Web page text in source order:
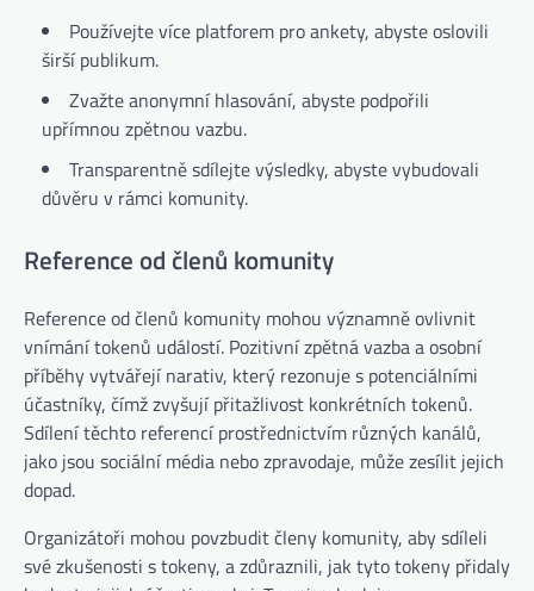
Používejte více platforem pro ankety, abyste oslovili
širší publikum.
Zvažte anonymní hlasování, abyste podpořili
upřímnou zpětnou vazbu.
Transparentně sdílejte výsledky, abyste vybudovali
důvěru v rámci komunity.
Reference od členů komunity
Reference od členů komunity mohou významně ovlivnit
vnímání tokenů událostí. Pozitivní zpětná vazba a osobní
příběhy vytvářejí narativ, který rezonuje s potenciálními
účastníky, čímž zvyšují přitažlivost konkrétních tokenů.
Sdílení těchto referencí prostřednictvím různých kanálů,
jako jsou sociální média nebo zpravodaje, může zesílit jejich
dopad.
Organizátoři mohou povzbudit členy komunity, aby sdíleli
své zkušenosti s tokeny, a zdůraznili, jak tyto tokeny přidaly